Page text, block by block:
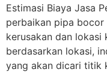
Estimasi Biaya Jasa
perbaikan pipa
kerusakan dan lokasi
berdasarkan lokasi,
yang akan dicari titik